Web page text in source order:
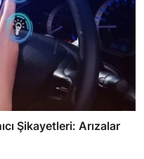
Şikayetleri: Arızalar